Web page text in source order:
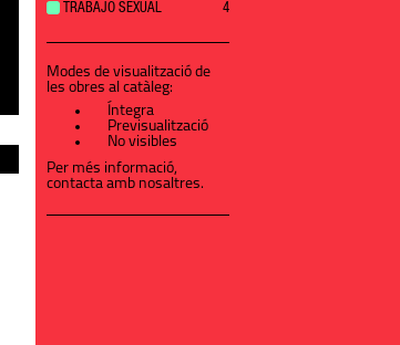
TRABAJO SEXUAL
4
Modes de visualització de
les obres al catàleg:
Íntegra
Previsualització
No visibles
Per més informació,
contacta amb nosaltres.